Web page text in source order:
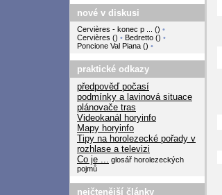
nové v diskusi
Cervières - konec p ... () •
Cervières () • Bedretto () •
Poncione Val Piana () •
praktické odkazy
předpověď počasí
podmínky a lavinová situace
plánovače tras
Videokanál horyinfo
Mapy horyinfo
Tipy na horolezecké pořady v
rozhlase a televizi
Co je ... glosář horolezeckých
pojmů
nejčtenější články